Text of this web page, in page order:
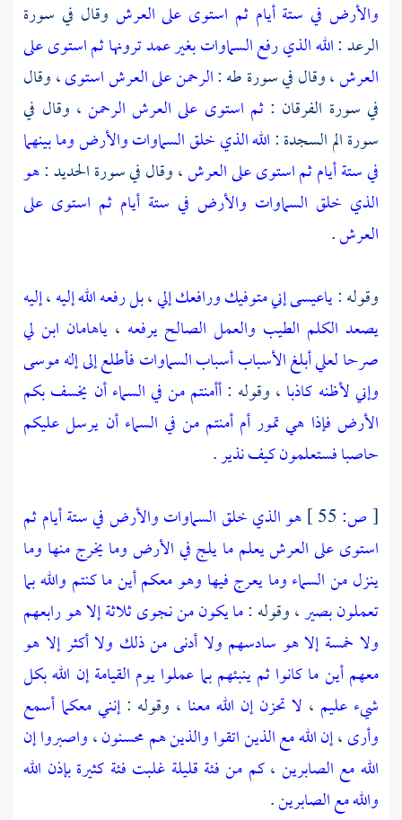
والأرض في ستة أيام ثم استوى على العرش وقال في سورة
الرعد :الله الذي رفع السماوات بغير عمد ترونها ثم استوى على
العرش، وقال في سورة طه :الرحمن على العرش استوى، وقال
في سورة الفرقان :ثم استوى على العرش الرحمن ، وقال في
سورة الم السجدة :الله الذي خلق السماوات والأرض وما بينهما
في ستة أيام ثم استوى على العرش، وقال في سورة الحديد :هو
الذي خلق السماوات والأرض في ستة أيام ثم استوى على
العرش.
وقوله :ياعيسى إني متوفيك ورافعك إلي،بل رفعه الله إليه،إليه
يصعد الكلم الطيب والعمل الصالح يرفعه ،ياهامان ابن لي
صرحا لعلي أبلغ الأسباب أسباب السماوات فأطلع إلى إله موسى
وإني لأظنه كاذبا ، وقوله :أأمنتم من في السماء أن يخسف بكم
الأرض فإذا هي تمور أم أمنتم من في السماء أن يرسل عليكم
حاصبا فستعلمون كيف نذير.
[ص:
هو الذي خلق السماوات والأرض في ستة أيام ثم
استوى على العرش يعلم ما يلج في الأرض وما يخرج منها وما
ينزل من السماء وما يعرج فيها وهو معكم أين ما كنتم والله بما
تعملون بصير، وقوله :ما يكون من نجوى ثلاثة إلا هو رابعهم
ولا خمسة إلا هو سادسهم ولا أدنى من ذلك ولا أكثر إلا هو
معهم أين ما كانوا ثم ينبئهم بما عملوا يوم القيامة إن الله بكل
شيء عليم ، لا تحزن إن الله معنا ، وقوله :إنني معكما أسمع
وأرى،إن الله مع الذين اتقوا والذين هم محسنون،واصبروا إن
الله مع الصابرين ،كم من فئة قليلة غلبت فئة كثيرة بإذن الله
والله مع الصابرين.